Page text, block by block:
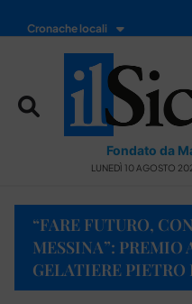
Cronache locali
Fondato da
LUNEDÌ 10 AGOSTO
“FARE FUTURO,
MESSINA”: PREMIO
GELATIERE